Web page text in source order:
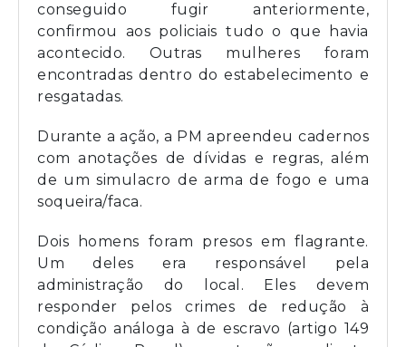
conseguido fugir anteriormente,
confirmou aos policiais tudo o que havia
acontecido. Outras mulheres foram
encontradas dentro do estabelecimento e
resgatadas.
Durante a ação, a PM apreendeu cadernos
com anotações de dívidas e regras, além
de um simulacro de arma de fogo e uma
soqueira/faca.
Dois homens foram presos em flagrante.
Um deles era responsável pela
administração do local. Eles devem
responder pelos crimes de redução à
condição análoga à de escravo (artigo 149